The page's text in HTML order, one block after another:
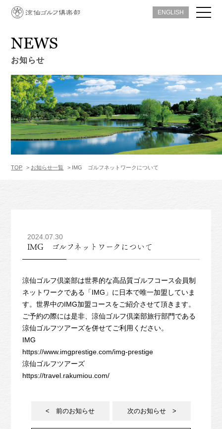
ENGLISH
NEWS
お知らせ
TOP お知らせ一覧 IMG ゴルフネットワークについて
2024.07.30
IMG ゴルフネットワークについて
涼仙ゴルフ倶楽部は世界的な高品質ゴルフコース会員制
ネットワークである「IMG」に日本で唯一加盟していま
す。世界中のIMG加盟コースをご紹介させて頂きます。
ご予約の際には是非、涼仙ゴルフ倶楽部旅行部門である
涼仙ゴルフツアーズを併せてご利用ください。
IMG
https://www.imgprestige.com/img-prestige
涼仙ゴルフツアーズ
https://travel.rakumiou.com/
< 前のお知らせ 次のお知らせ >